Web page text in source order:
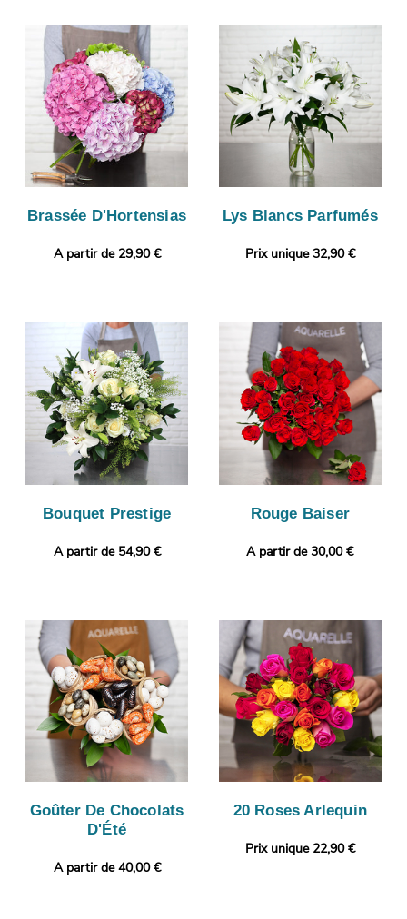
Brassée D'Hortensias
A partir de 29,90 €
Lys Blancs Parfumés
Prix unique 32,90 €
Bouquet Prestige
A partir de 54,90 €
Rouge Baiser
A partir de 30,00 €
Goûter De Chocolats
D'Été
A partir de 40,00 €
20 Roses Arlequin
Prix unique 22,90 €